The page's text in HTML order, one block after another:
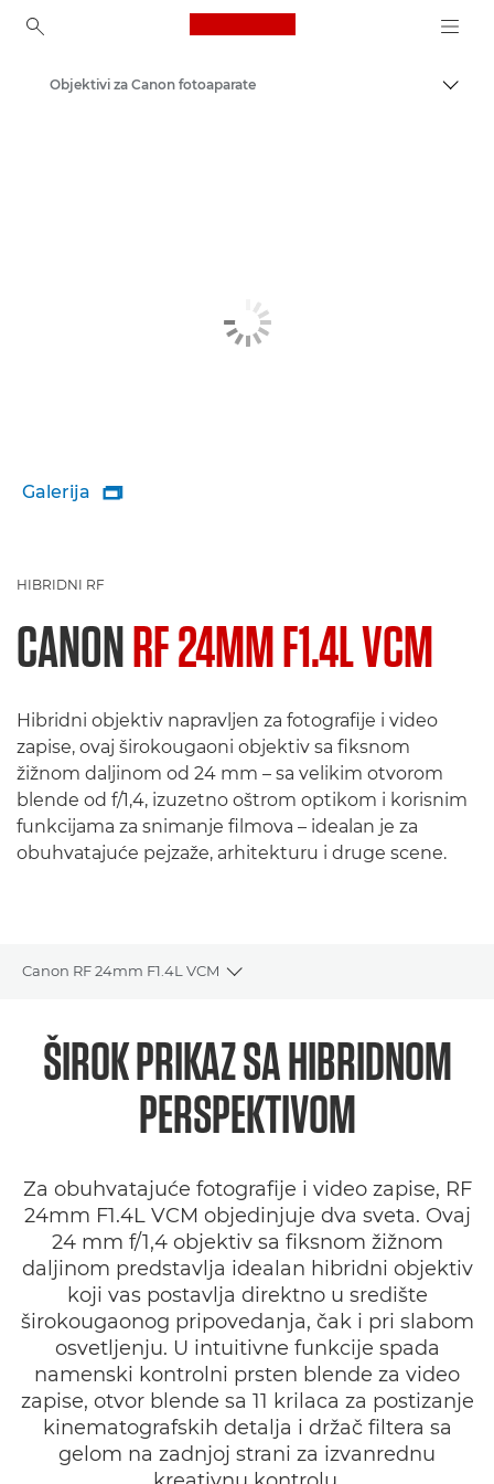
Canon Logo, back to
Objektivi za Canon fotoaparate
Galerija 
HIBRIDNI RF
CANONRF 24MM F1.4L VCM
Hibridni objektiv napravljen za fotografije i video
zapise, ovaj širokougaoni objektiv sa fiksnom
žižnom daljinom od 24 mm – sa velikim otvorom
blende od f/1,4, izuzetno oštrom optikom i korisnim
funkcijama za snimanje filmova – idealan je za
obuhvatajuće pejzaže, arhitekturu i druge scene.
Canon RF 24mm F1.4L VCM
Toggle breadcrumbs
Specifikacije
Podrška
ŠIROK PRIKAZ SA HIBRIDNOM
PERSPEKTIVOM
Za obuhvatajuće fotografije i video zapise, RF
24mm F1.4L VCM objedinjuje dva sveta. Ovaj
24 mm f/1,4 objektiv sa fiksnom žižnom
daljinom predstavlja idealan hibridni objektiv
koji vas postavlja direktno u središte
širokougaonog pripovedanja, čak i pri slabom
osvetljenju. U intuitivne funkcije spada
namenski kontrolni prsten blende za video
zapise, otvor blende sa 11 krilaca za postizanje
kinematografskih detalja i držač filtera sa
gelom na zadnjoj strani za izvanrednu